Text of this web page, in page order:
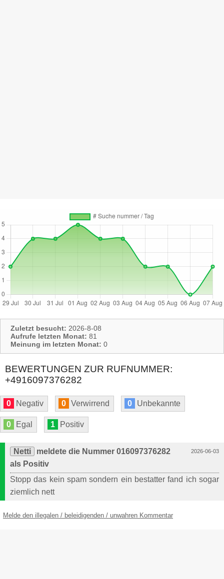
Zuletzt besucht: 2026-8-08
Aufrufe letzten Monat: 81
Meinung im letzten Monat: 0
BEWERTUNGEN ZUR RUFNUMMER:
+4916097376282
0 Negativ 0 Verwirrend 0 Unbekannte
0 Egal 1 Positiv
2026-06-03
Netti
meldete die Nummer 016097376282
als Positiv
Stopp das kein spam sondern ein bestatter fand ich sogar
ziemlich nett
Melde den illegalen / beleidigenden / unwahren Kommentar